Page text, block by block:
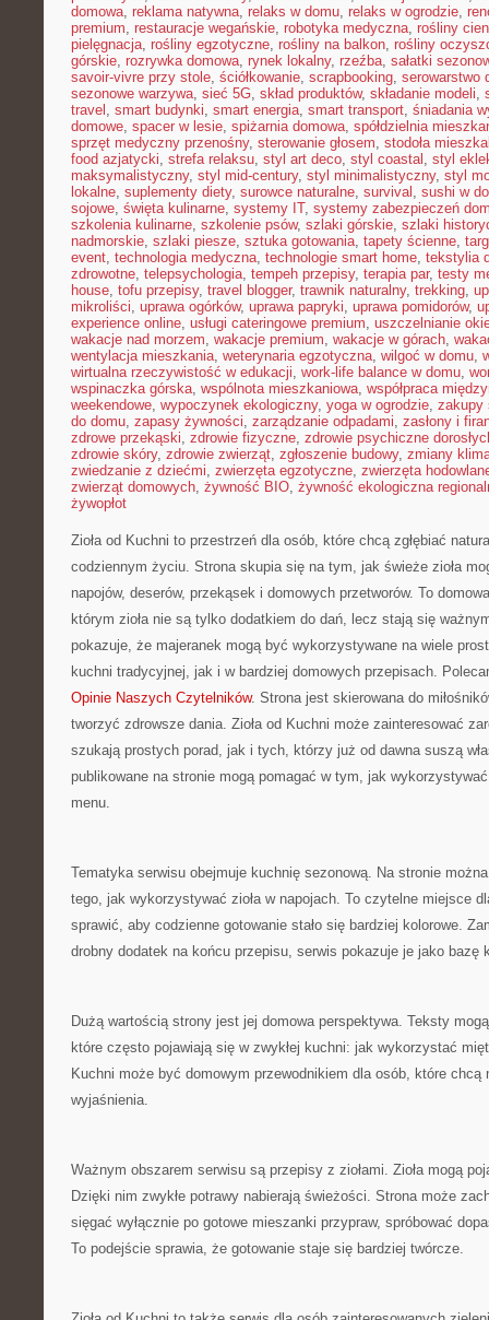
domowa, reklama natywna, relaks w domu, relaks w ogrodzie,
premium, restauracje wegańskie, robotyka medyczna, rośliny
pielęgnacja, rośliny egzotyczne, rośliny na balkon, rośliny
górskie, rozrywka domowa, rynek lokalny, rzeźba, sałatki
savoir-vivre przy stole, ściółkowanie, scrapbooking, serowarstwo
sezonowe warzywa, sieć 5G, skład produktów, składanie modeli,
travel , smart budynki, smart energia, smart transport, śniadania
domowe, spacer w lesie, spiżarnia domowa, spółdzielnia
sprzęt medyczny przenośny, sterowanie głosem, stodoła
food azjatycki, strefa relaksu, styl art deco, styl coastal , styl
maksymalistyczny, styl mid-century, styl minimalistyczny, styl
lokalne, suplementy diety, surowce naturalne, survival , sushi w
sojowe, święta kulinarne, systemy IT, systemy zabezpieczeń
szkolenia kulinarne, szkolenie psów, szlaki górskie, szlaki
nadmorskie, szlaki piesze, sztuka gotowania, tapety ścienne,
event, technologia medyczna, technologie smart home, tekstylia
zdrowotne, telepsychologia, tempeh przepisy, terapia par, testy
house, tofu przepisy, travel blogger, trawnik naturalny, trekking,
mikroliści, uprawa ogórków, uprawa papryki, uprawa pomidorów,
experience online, usługi cateringowe premium, uszczelnianie
wakacje nad morzem, wakacje premium, wakacje w górach,
wentylacja mieszkania, weterynaria egzotyczna, wilgoć w domu,
wirtualna rzeczywistość w edukacji, work-life balance w domu,
wspinaczka górska, wspólnota mieszkaniowa, współpraca
weekendowe, wypoczynek ekologiczny, yoga w ogrodzie, zakupy
do domu, zapasy żywności, zarządzanie odpadami, zasłony i
zdrowe przekąski, zdrowie fizyczne, zdrowie psychiczne
zdrowie skóry, zdrowie zwierząt, zgłoszenie budowy, zmiany
zwiedzanie z dziećmi, zwierzęta egzotyczne, zwierzęta
zwierząt domowych, żywność BIO, żywność ekologiczna
żywopłot
Zioła od Kuchni to przestrzeń dla osób, które chcą zgłębiać
codziennym życiu. Strona skupia się na tym, jak świeże zioła
napojów, deserów, przekąsek i domowych przetworów. To
którym zioła nie są tylko dodatkiem do dań, lecz stają się
pokazuje, że majeranek mogą być wykorzystywane na wiele
kuchni tradycyjnej, jak i w bardziej domowych przepisach.
Opinie Naszych Czytelników. Strona jest skierowana do
tworzyć zdrowsze dania. Zioła od Kuchni może zainteresować
szukają prostych porad, jak i tych, którzy już od dawna suszą
publikowane na stronie mogą pomagać w tym, jak
menu.
Tematyka serwisu obejmuje kuchnię sezonową. Na stronie
tego, jak wykorzystywać zioła w napojach. To czytelne miejsce
sprawić, aby codzienne gotowanie stało się bardziej kolorowe.
drobny dodatek na końcu przepisu, serwis pokazuje je jako bazę
Dużą wartością strony jest jej domowa perspektywa. Teksty
które często pojawiają się w zwykłej kuchni: jak wykorzystać
Kuchni może być domowym przewodnikiem dla osób, które chcą
wyjaśnienia.
Ważnym obszarem serwisu są przepisy z ziołami. Zioła mogą
Dzięki nim zwykłe potrawy nabierają świeżości. Strona może
sięgać wyłącznie po gotowe mieszanki przypraw, spróbować
To podejście sprawia, że gotowanie staje się bardziej twórcze.